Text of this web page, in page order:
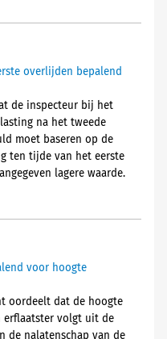
overlijden bepalend
de inspecteur bij het
na het tweede
moet baseren op de
ten tijde van het eerste
lagere waarde.
voor hoogte
oordeelt dat de hoogte
erflaatster volgt uit de
de nalatenschap van de